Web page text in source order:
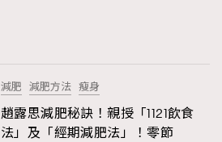
減肥 減肥方法 瘦身
趙露思減肥秘訣！親授「1121飲食
法」及「經期減肥法」！零節